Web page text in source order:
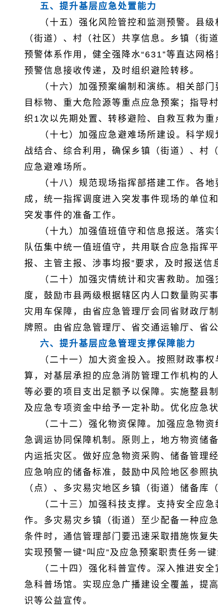
五、提升基层应急处置能力
（十五）强化风险管控和监测预警。县
（街道）、村（社区）共享信息。乡镇（
预警体系作用，健全强降水“631”等直达网
预警信息接收传递，及时组织避险转移。
（十六）加强预案编制和演练。相关部
目标物、重大危险源等重点应急预案；指导
织1次以先期处置、转移避险、自救互救为
（十七）加强应急避难场所建设。科学
战结合、综合利用，确保乡镇（街道）、村
应急避难场所。
（十八）规范现场指挥部搭建工作。各
成，统一指挥调度进入突发事件现场的单位
突发事件的准备工作。
（十九）加强值班值守和信息报送。落
队伍集中统一值班值守，共用联合应急指挥
报、主管主报、涉事均报”要求，及时报送
（二十）加强灾情统计和灾害救助。加
度，鼓励市县两级根据辖区内人口数量购买
灾用车保障，由省应急管理厅会同省财政厅
牌照。由省应急管理厅、省交通运输厅、省
六、提升基层应急管理支撑保障能力
（二十一）加大资金投入。按照财政事
算，对基层承担的应急消防管理工作机构的
等必要的项目支出足额予以保障。实施整县
及应急专项资金中给予一定补助。优化应急
（二十二）强化物资保障。加强应急物
急调运协同保障机制。原则上，地方物资储
内运抵灾区。做好应急物资采购、储备管理
应急响应的储备标准，鼓励中风险地区参照
（点）、多灾易灾地区乡镇（街道）储备库
（二十三）加强科技支撑。支持安全应
作。多灾易灾乡镇（街道）至少配备一种应
条件时，通信管理部门要迅速采取措施恢复
实现预警一键“叫应”及应急预案职责任务一
（二十四）强化科普宣传。深入推进安
急科普场馆。实现应急广播建设全覆盖，提
识等公益宣传。